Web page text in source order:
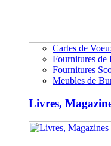
Cartes de
Fournitures de
Fournitures
Meubles de
Livres,